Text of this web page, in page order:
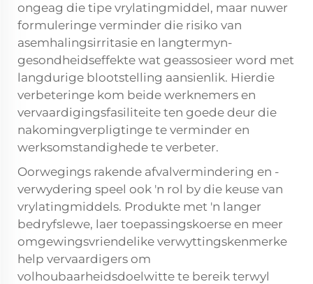
ongeag die tipe vrylatingmiddel, maar nuwer
formuleringe verminder die risiko van
asemhalingsirritasie en langtermyn-
gesondheidseffekte wat geassosieer word met
langdurige blootstelling aansienlik. Hierdie
verbeteringe kom beide werknemers en
vervaardigingsfasiliteite ten goede deur die
nakomingverpligtinge te verminder en
werksomstandighede te verbeter.
Oorwegings rakende afvalvermindering en -
verwydering speel ook 'n rol by die keuse van
vrylatingmiddels. Produkte met 'n langer
bedryfslewe, laer toepassingskoerse en meer
omgewingsvriendelike verwyttingskenmerke
help vervaardigers om
volhoubaarheidsdoelwitte te bereik terwyl